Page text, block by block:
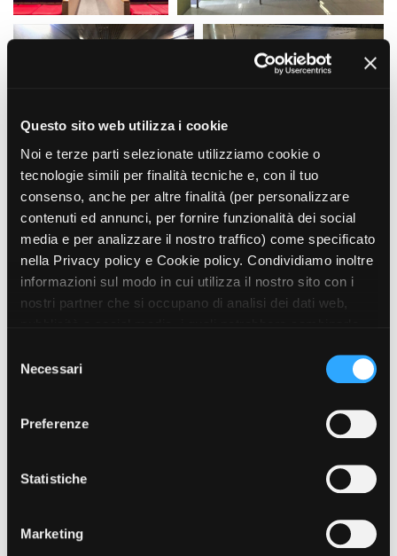
Questo sito web utilizza i cookie
Noi e terze parti selezionate utilizziamo cookie o
tecnologie simili per finalità tecniche e, con il tuo
consenso, anche per altre finalità (per personalizzare
contenuti ed annunci, per fornire funzionalità dei social
media e per analizzare il nostro traffico) come specificato
nella Privacy policy e Cookie policy. Condividiamo inoltre
informazioni sul modo in cui utilizza il nostro sito con i
nostri partner che si occupano di analisi dei dati web,
raccolto dal suo utilizzo dei loro servizi. Puoi liberamente
prestare, rifiutare o revocare il tuo consenso, in qualsiasi
momento. Puoi acconsentire all’utilizzo di tali tecnologie
utilizzando il pulsante “Accetta tutto”. Chiudendo questa
Necessari
Preferenze
Statistiche
Marketing
FILM DATABASE
CASTING
Stage - Tirocini - Scuola e
Lavoro
per affidamento lavori in
Amministrazione trasparente
Bandi e gare
Contatti
Privacy
Cookie policy